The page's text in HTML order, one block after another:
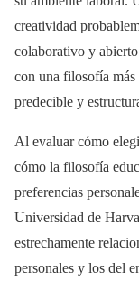
creatividad
colaborativo y
con una filosofía
predecible y
Al evaluar cómo
cómo la filosofía
preferencias
Universidad de
estrechamente
personales y los del